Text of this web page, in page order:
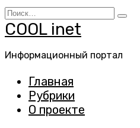
Перейти
к
содержанию
Search
for:
COOL inet
Информационный портал
Главная
Рубрики
О проекте